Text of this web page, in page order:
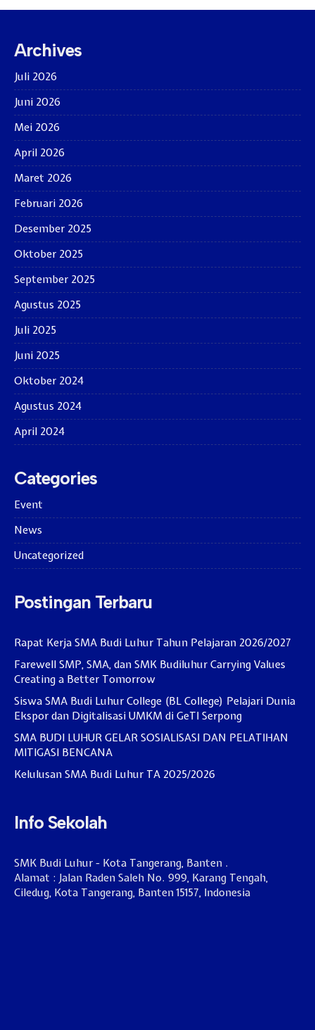
Archives
Juli 2026
Juni 2026
Mei 2026
April 2026
Maret 2026
Februari 2026
Desember 2025
Oktober 2025
September 2025
Agustus 2025
Juli 2025
Juni 2025
Oktober 2024
Agustus 2024
April 2024
Categories
Event
News
Uncategorized
Postingan Terbaru
Rapat Kerja SMA Budi Luhur Tahun Pelajaran 2026/2027
Farewell SMP, SMA, dan SMK Budiluhur Carrying Values
Creating a Better Tomorrow
Siswa SMA Budi Luhur College (BL College) Pelajari Dunia
Ekspor dan Digitalisasi UMKM di GeTI Serpong
SMA BUDI LUHUR GELAR SOSIALISASI DAN PELATIHAN
MITIGASI BENCANA
Kelulusan SMA Budi Luhur TA 2025/2026
Info Sekolah
SMK Budi Luhur - Kota Tangerang, Banten .
Alamat : Jalan Raden Saleh No. 999, Karang Tengah,
Ciledug, Kota Tangerang, Banten 15157, Indonesia